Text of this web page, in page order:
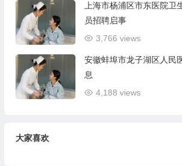
上海市杨浦区市东医院卫
员招聘启事
3,766 views
安徽蚌埠市龙子湖区人民
息
4,188 views
大家喜欢